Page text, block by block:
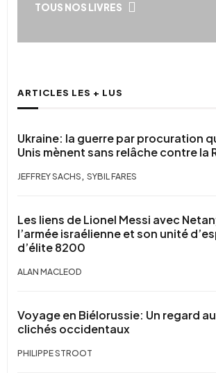
TOUS NOS LIVRES
ARTICLES LES + LUS
Ukraine: la guerre par procuration
Unis mènent sans relâche contre la
JEFFREY SACHS , SYBIL FARES
Les liens de Lionel Messi avec
l’armée israélienne et son unité
d’élite 8200
ALAN MACLEOD
Voyage en Biélorussie: Un regard
clichés occidentaux
PHILIPPE STROOT